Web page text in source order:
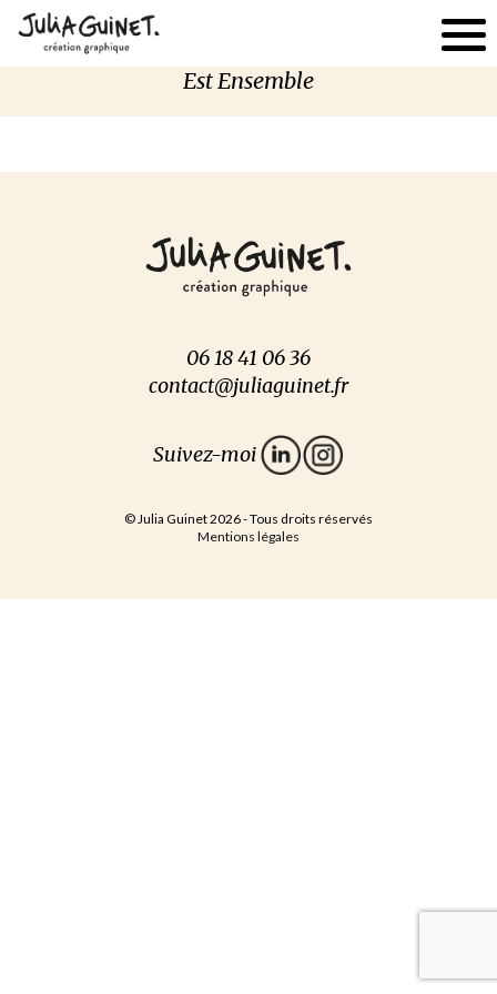
Est Ensemble
06 18 41 06 36
contact@juliaguinet.fr
© Julia Guinet 2026 - Tous droits réservés
Mentions légales
Suivez-moi